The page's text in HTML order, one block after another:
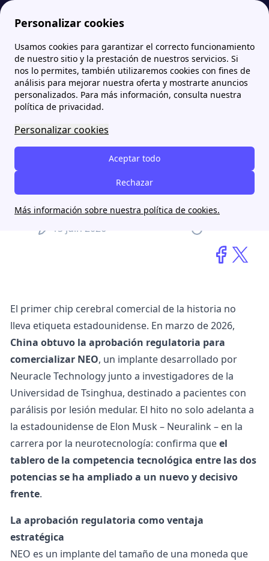
Personalizar cookies
Usamos cookies para garantizar el correcto funcionamiento
de nuestro sitio y la prestación de nuestros servicios. Si
nos lo permites, también utilizaremos cookies con fines de
análisis para mejorar nuestra oferta y mostrarte anuncios
personalizados. Para más información, consulta nuestra
política de privacidad.
Personalizar cookies
Aceptar todo
Rechazar
Más información sobre nuestra política de cookies.
Papernest.es blog El país que domina el 80% de los paneles solares acaba de aprobar también el primer chip cerebral del mundo
El país que domina el 80%
de los paneles solares
acaba de aprobar también
el primer chip cerebral del
mundo
Aitana Llopis
15 juin 2026
El primer chip cerebral comercial de la historia no
lleva etiqueta estadounidense. En marzo de 2026,
China obtuvo la aprobación regulatoria para
comercializar NEO, un implante desarrollado por
Neuracle Technology junto a investigadores de la
Universidad de Tsinghua, destinado a pacientes con
parálisis por lesión medular. El hito no solo adelanta a
la estadounidense de Elon Musk – Neuralink – en la
carrera por la neurotecnología: confirma queel
tablero de la competencia tecnológica entre las dos
potencias se ha ampliado a un nuevo y decisivo
frente.
La aprobación regulatoria como ventaja
estratégica
NEO es un implante del tamaño de una moneda que